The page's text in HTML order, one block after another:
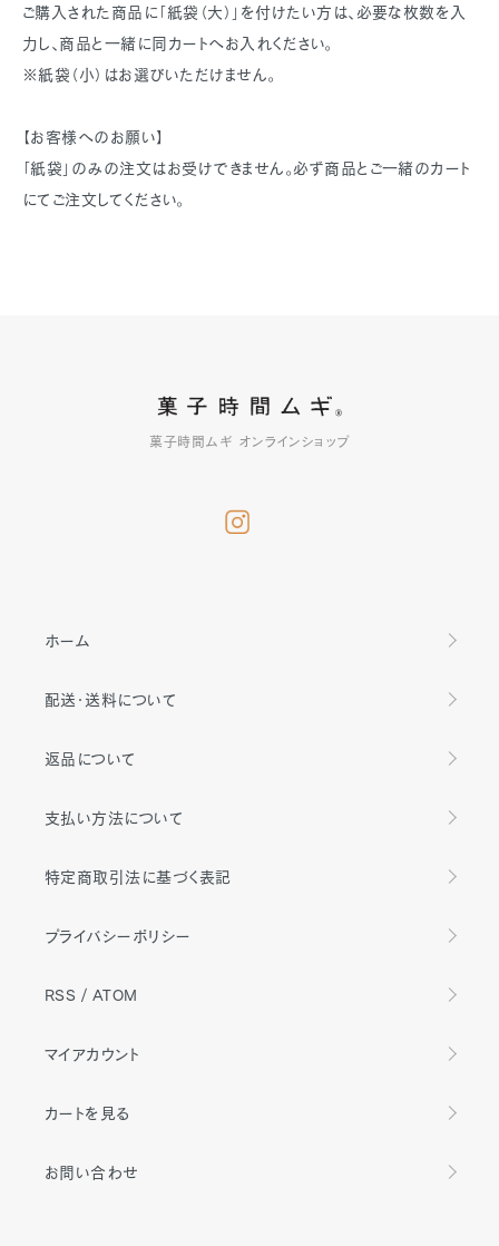
ご購入された商品に「紙袋（大）」を付けたい方は、必要な枚数を入
力し、商品と一緒に同カートへお入れください。
※紙袋（小）はお選びいただけません。
【お客様へのお願い】
「紙袋」のみの注文はお受けできません。必ず商品とご一緒のカート
にてご注文してください。
菓子時間ムギ オンラインショップ
ホーム
配送・送料について
返品について
支払い方法について
特定商取引法に基づく表記
プライバシーポリシー
RSS / ATOM
マイアカウント
カートを見る
お問い合わせ